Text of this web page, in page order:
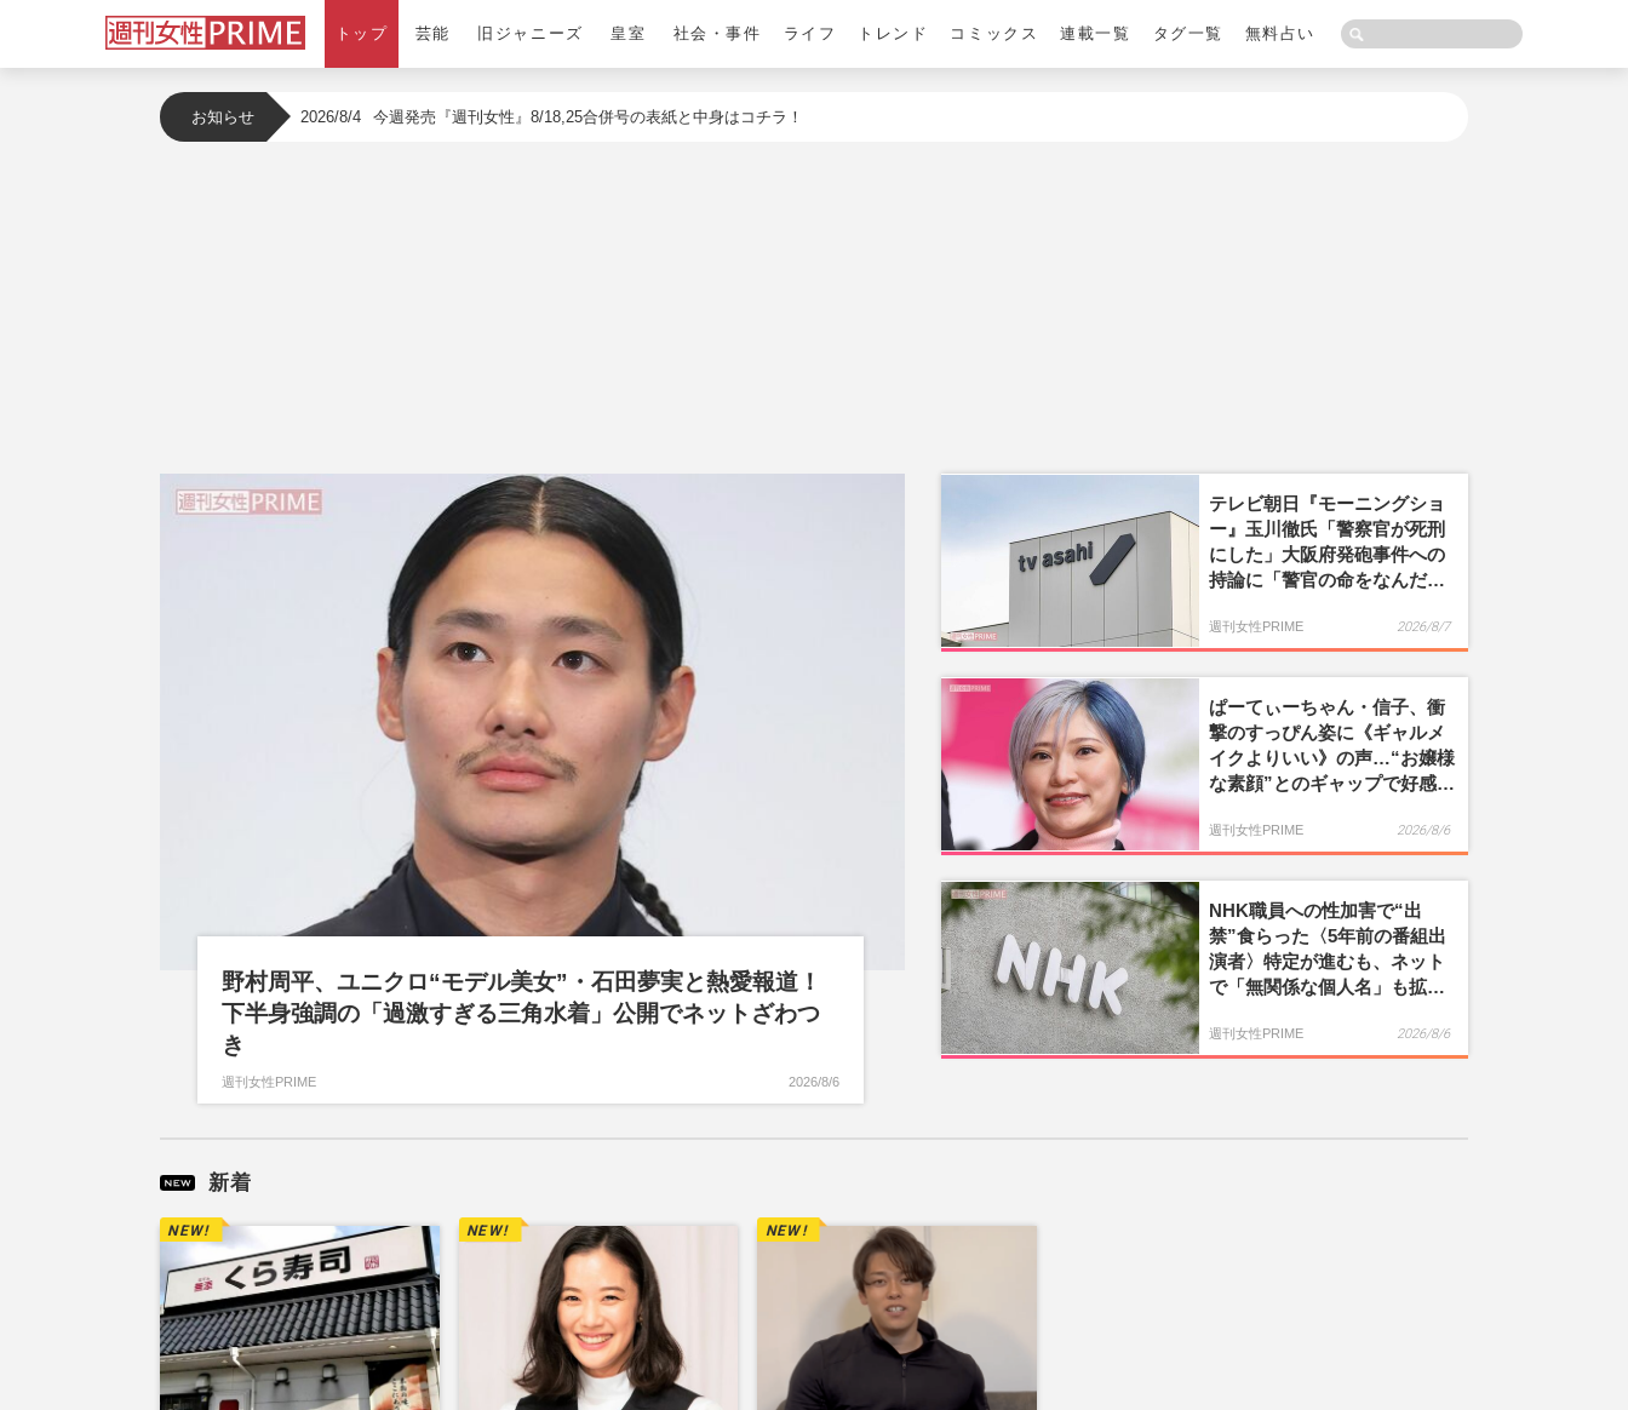
トップ 芸能 旧ジャニーズ 皇室 社会・事件 ライフ トレンド コミックス 連載一覧 タグ一覧 無料占い
2026/8/4 今週発売『週刊女性』8/18,25合併号の表紙と中身はコチラ！
野村周平、ユニクロ“モデル美女”・石田夢実と熱愛報道！
下半身強調の「過激すぎる三角水着」公開でネットざわつ
き
週刊女性PRIME 2026/8/6
テレビ朝日『モーニングショ
ー』玉川徹氏「警察官が死刑
にした」大阪府発砲事件への
持論に「警官の命をなんだ
週刊女性PRIME 2026/8/7
ぱーてぃーちゃん・信子、衝
撃のすっぴん姿に《ギャルメ
イクよりいい》の声…“お嬢様
な素顔”とのギャップで好感度
週刊女性PRIME 2026/8/6
NHK職員への性加害で“出
禁”食らった〈5年前の番組出
演者〉特定が進むも、ネット
で「無関係な個人名」も拡散
週刊女性PRIME 2026/8/6
新着